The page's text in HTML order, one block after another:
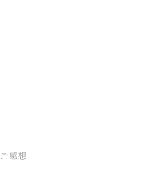
ご感想